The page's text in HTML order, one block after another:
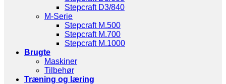
Stepcraft D3/840
M-Serie
Stepcraft M.500
Stepcraft M.700
Stepcraft M.1000
Brugte
Maskiner
Tilbehør
Træning og læring